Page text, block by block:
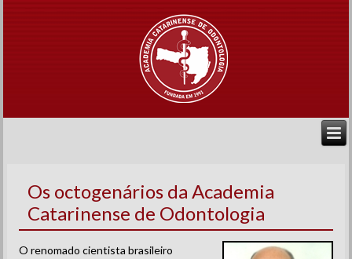
Os octogenários da Academia
Catarinense de Odontologia
O renomado cientista brasileiro